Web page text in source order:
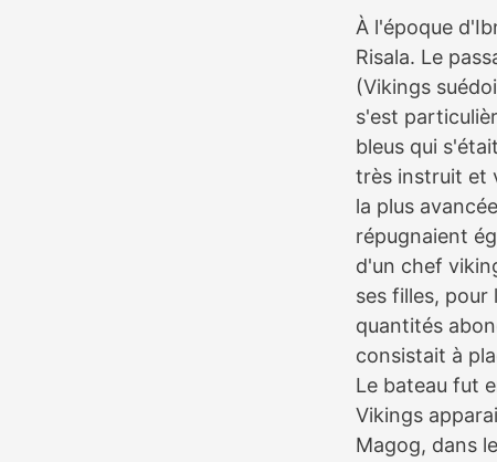
À l'époque
Risala. Le
(Vikings
s'est
bleus qui
très instruit et
la plus
répugnaient
d'un chef
ses filles,
quantités
consistait à
Le bateau fut
Vikings
Magog, dans